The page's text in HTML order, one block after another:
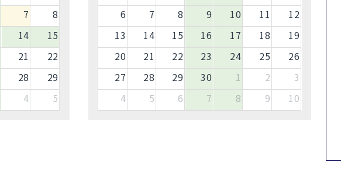
7
8
14
15
21
22
28
29
4 5
6
7 8 9 10 11
12
13
14 15 16 17 18
19
20
21 22 23 24 25
26
27
28 29 30 1 2
3
4
5 6 7 8 9 10